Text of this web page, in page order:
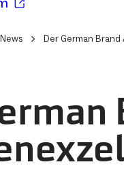
News Der German